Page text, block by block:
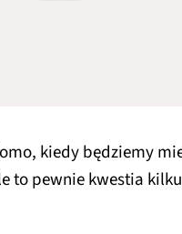
kiedy będziemy
to pewnie kwestia